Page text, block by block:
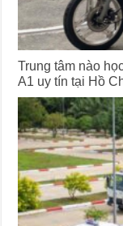
Trung tâm nào
A1 uy tín tại Hồ